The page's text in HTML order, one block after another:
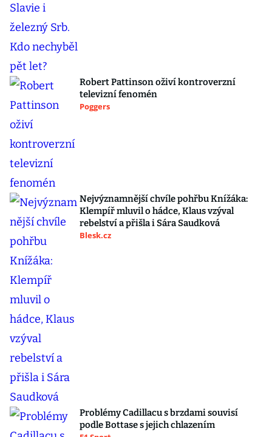
Robert Pattinson oživí kontroverzní
televizní fenomén
Poggers
Nejvýznamnější chvíle pohřbu Knížáka:
Klempíř mluvil o hádce, Klaus vzýval
rebelství a přišla i Sára Saudková
Blesk.cz
Problémy Cadillacu s brzdami souvisí
podle Bottase s jejich chlazením